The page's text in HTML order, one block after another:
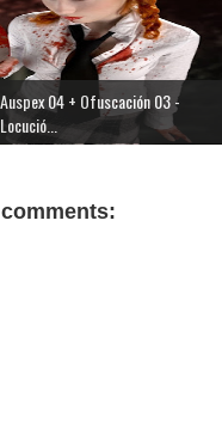
Auspex 04 + Ofuscación 03 -
Locució...